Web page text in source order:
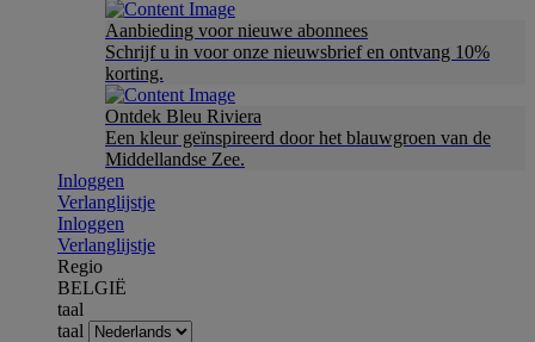
Aanbieding voor nieuwe abonnees
Schrijf u in voor onze nieuwsbrief en ontvang 10%
korting.
Ontdek Bleu Riviera
Een kleur geïnspireerd door het blauwgroen van de
Middellandse Zee.
Inloggen
Verlanglijstje
Inloggen
Verlanglijstje
Regio
BELGIË
taal
taal